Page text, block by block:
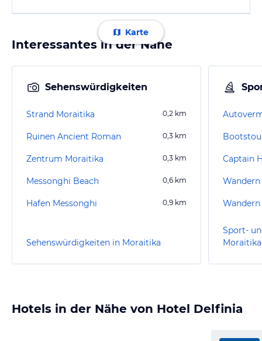
Karte
Interessantes in der Nähe
Sehenswürdigkeiten
Strand Moraitika 0,2 km
Ruinen Ancient Roman 0,3 km
Zentrum Moraitika 0,3 km
Messonghi Beach 0,6 km
Hafen Messonghi 0,9 km
Sehenswürdigkeiten in Moraitika
Captain
Sport-
Moraitika
Hotels in der Nähe von Hotel Delfinia